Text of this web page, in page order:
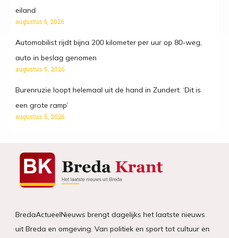
eiland
augustus 6, 2026
Automobilist rijdt bijna 200 kilometer per uur op 80-weg,
auto in beslag genomen
augustus 5, 2026
Burenruzie loopt helemaal uit de hand in Zundert: ‘Dit is
een grote ramp’
augustus 5, 2026
BredaActueelNieuws brengt dagelijks het laatste nieuws
uit Breda en omgeving. Van politiek en sport tot cultuur en